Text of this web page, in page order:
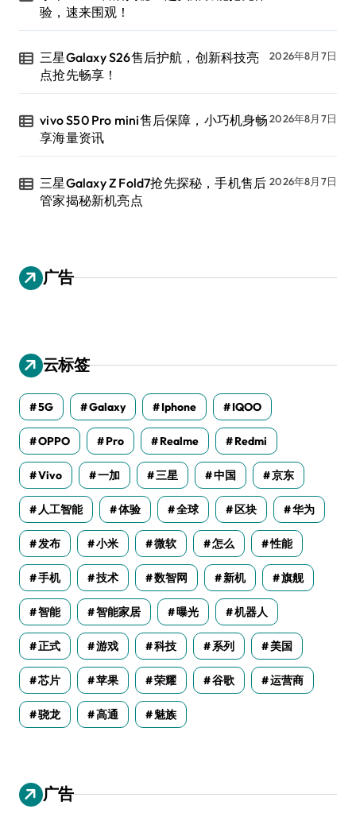
验，速来围观！
三星Galaxy S26售后护航，创新科技亮
点抢先畅享！
2026年8月7日
vivo S50 Pro mini售后保障，小巧机身畅
享海量资讯
2026年8月7日
三星Galaxy Z Fold7抢先探秘，手机售后
管家揭秘新机亮点
2026年8月7日
广告
云标签
5G Galaxy Iphone IQOO
OPPO Pro Realme Redmi
Vivo 一加 三星 中国 京东
人工智能 体验 全球 区块 华为
发布 小米 微软 怎么 性能
手机 技术 数智网 新机 旗舰
智能 智能家居 曝光 机器人
正式 游戏 科技 系列 美国
芯片 苹果 荣耀 谷歌 运营商
骁龙 高通 魅族
广告